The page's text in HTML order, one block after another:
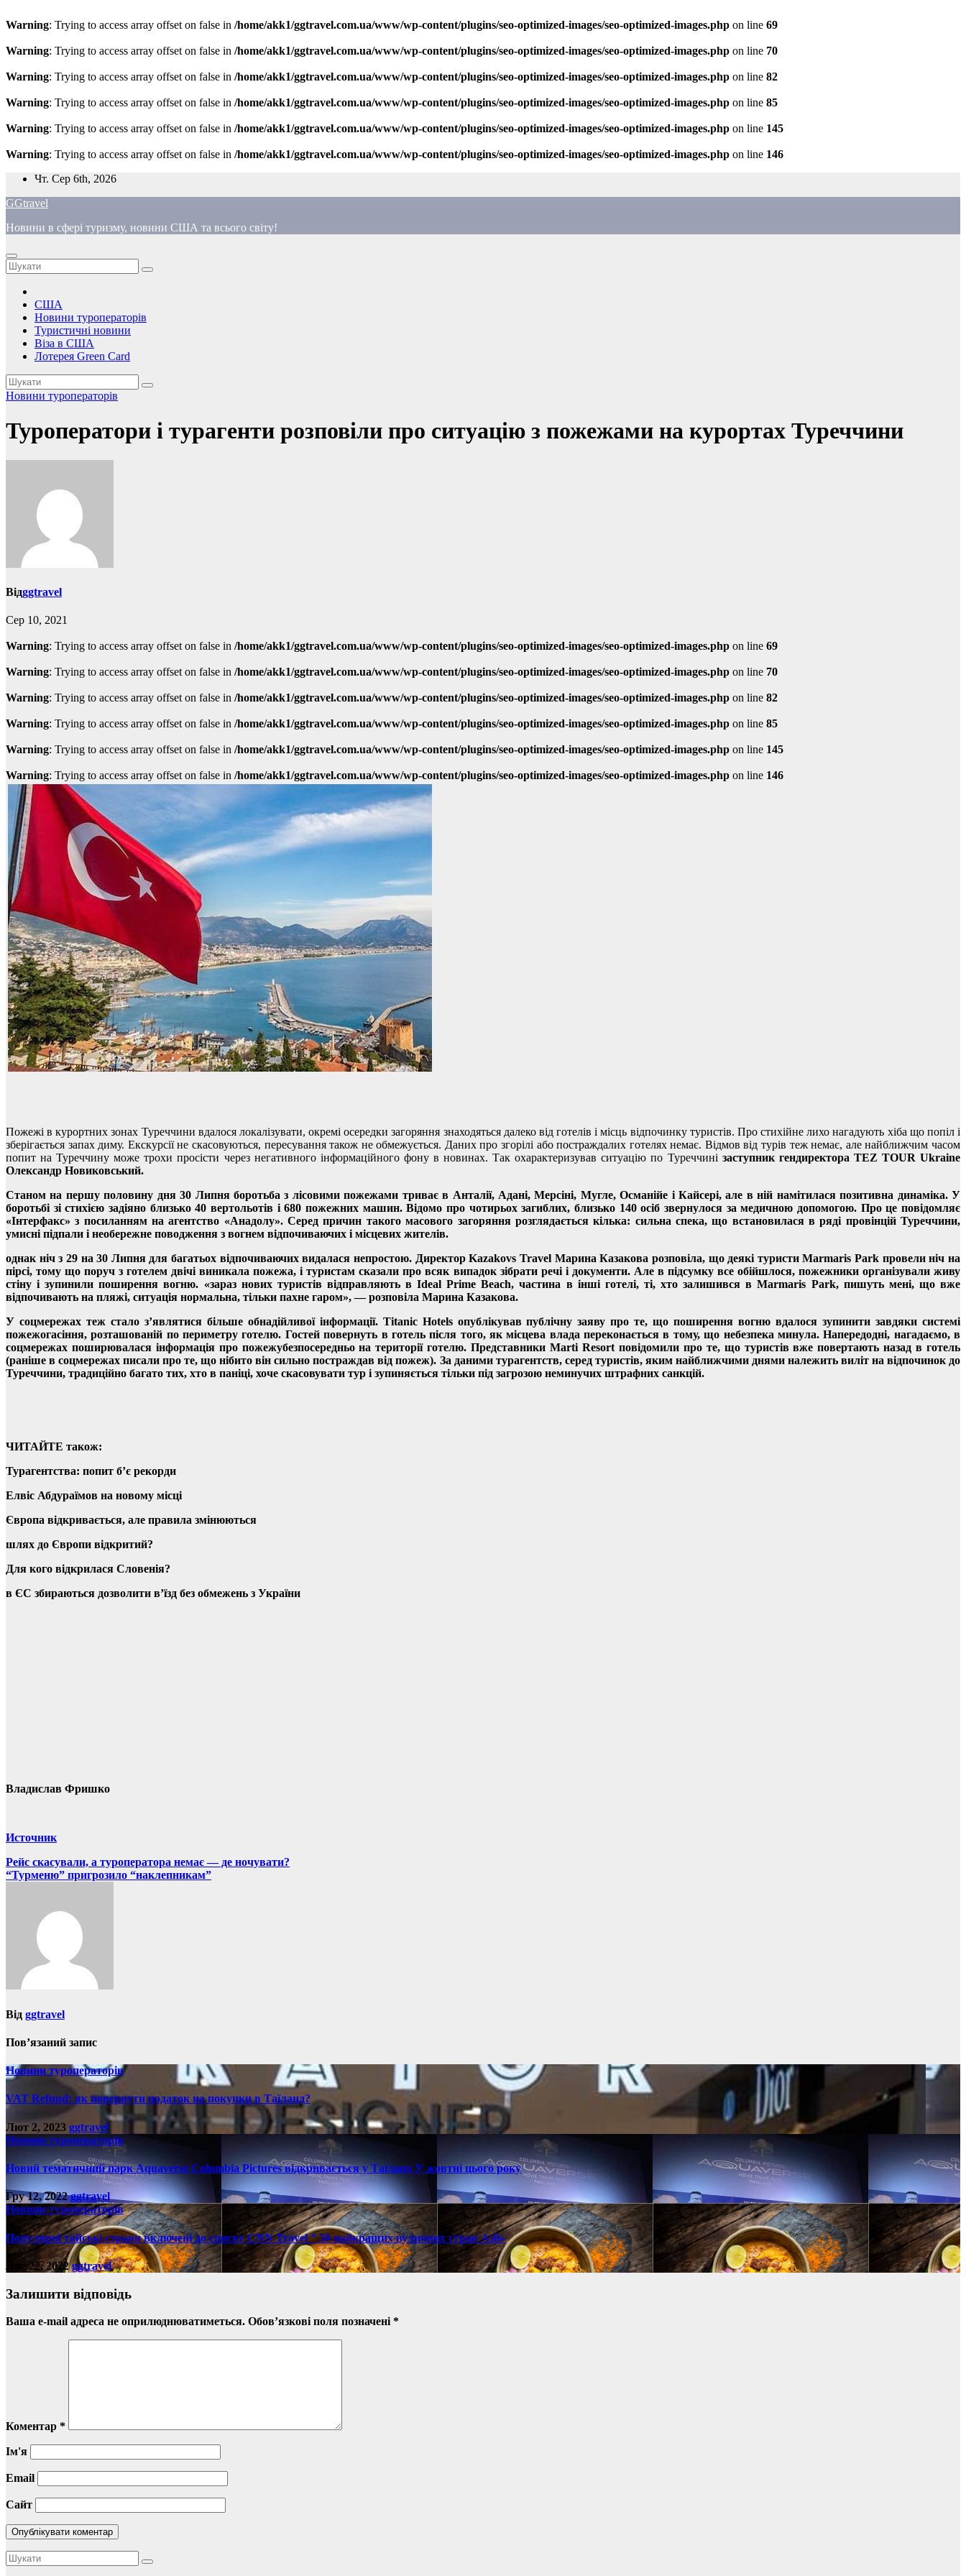
Warning: Trying to access array offset on false in /home/akk1/ggtravel.com.ua/www/wp-content/plugins/seo-optimized-images/seo-optimized-images.php on line 69
Warning: Trying to access array offset on false in /home/akk1/ggtravel.com.ua/www/wp-content/plugins/seo-optimized-images/seo-optimized-images.php on line 70
Warning: Trying to access array offset on false in /home/akk1/ggtravel.com.ua/www/wp-content/plugins/seo-optimized-images/seo-optimized-images.php on line 82
Warning: Trying to access array offset on false in /home/akk1/ggtravel.com.ua/www/wp-content/plugins/seo-optimized-images/seo-optimized-images.php on line 85
Warning: Trying to access array offset on false in /home/akk1/ggtravel.com.ua/www/wp-content/plugins/seo-optimized-images/seo-optimized-images.php on line 145
Warning: Trying to access array offset on false in /home/akk1/ggtravel.com.ua/www/wp-content/plugins/seo-optimized-images/seo-optimized-images.php on line 146
Перейти
вмісту
Чт. Сер 6th, 2026
GGtravel
Новини в сфері туризму, новини США та всього світу!
США
Новини туроператорів
Туристичні новини
Віза в США
Лотерея Green Card
Новини туроператорів
Туроператори і турагенти розповіли про ситуацію з пожежами на курортах Туреччини
Відggtravel
Сер 10, 2021
Warning: Trying to access array offset on false in /home/akk1/ggtravel.com.ua/www/wp-content/plugins/seo-optimized-images/seo-optimized-images.php on line 69
Warning: Trying to access array offset on false in /home/akk1/ggtravel.com.ua/www/wp-content/plugins/seo-optimized-images/seo-optimized-images.php on line 70
Warning: Trying to access array offset on false in /home/akk1/ggtravel.com.ua/www/wp-content/plugins/seo-optimized-images/seo-optimized-images.php on line 82
Warning: Trying to access array offset on false in /home/akk1/ggtravel.com.ua/www/wp-content/plugins/seo-optimized-images/seo-optimized-images.php on line 85
Warning: Trying to access array offset on false in /home/akk1/ggtravel.com.ua/www/wp-content/plugins/seo-optimized-images/seo-optimized-images.php on line 145
Warning: Trying to access array offset on false in /home/akk1/ggtravel.com.ua/www/wp-content/plugins/seo-optimized-images/seo-optimized-images.php on line 146
Пожежі в курортних зонах Туреччини вдалося локалізувати, окремі осередки загоряння знаходяться далеко від готелів і місць відпочинку туристів. Про стихійне лихо нагадують хіба що попіл і
зберігається запах диму. Екскурсії не скасовуються, пересування також не обмежується. Даних про згорілі або постраждалих готелях немає. Відмов від турів теж немає, але найближчим часом
попит на Туреччину може трохи просісти через негативного інформаційного фону в новинах. Так охарактеризував ситуацію по Туреччині заступник гендиректора TEZ TOUR Ukraine
Олександр Новиковський.
Станом на першу половину дня 30 Липня боротьба з лісовими пожежами триває в Анталії, Адані, Мерсіні, Мугле, Османійе і Кайсері, але в ній намітилася позитивна динаміка. У
боротьбі зі стихією задіяно близько 40 вертольотів і 680 пожежних машин. Відомо про чотирьох загиблих, близько 140 осіб звернулося за медичною допомогою. Про це повідомляє
«Інтерфакс» з посиланням на агентство «Анадолу». Серед причин такого масового загоряння розглядається кілька: сильна спека, що встановилася в ряді провінцій Туреччини,
умисні підпали і необережне поводження з вогнем відпочиваючих і місцевих жителів.
однак ніч з 29 на 30 Липня для багатьох відпочиваючих видалася непростою. Директор Kazakovs Travel Марина Казакова розповіла, що деякі туристи Marmaris Park провели ніч на
пірсі, тому що поруч з готелем двічі виникала пожежа, і туристам сказали про всяк випадок зібрати речі і документи. Але в підсумку все обійшлося, пожежники організували живу
стіну і зупинили поширення вогню. «зараз нових туристів відправляють в Ideal Prime Beach, частина в інші готелі, ті, хто залишився в Marmaris Park, пишуть мені, що вже
відпочивають на пляжі, ситуація нормальна, тільки пахне гаром», — розповіла Марина Казакова.
У соцмережах теж стало з’являтися більше обнадійливої інформації. Titanic Hotels опублікував публічну заяву про те, що поширення вогню вдалося зупинити завдяки системі
пожежогасіння, розташованій по периметру готелю. Гостей повернуть в готель після того, як місцева влада переконається в тому, що небезпека минула. Напередодні, нагадаємо, в
соцмережах поширювалася інформація про пожежубезпосередньо на території готелю. Представники Marti Resort повідомили про те, що туристів вже повертають назад в готель
(раніше в соцмережах писали про те, що нібито він сильно постраждав від пожеж). За даними турагентств, серед туристів, яким найближчими днями належить виліт на відпочинок до
Туреччини, традиційно багато тих, хто в паніці, хоче скасовувати тур і зупиняється тільки під загрозою неминучих штрафних санкцій.
ЧИТАЙТЕ також:
Турагентства: попит б’є рекорди
Елвіс Абдураїмов на новому місці
Європа відкривається, але правила змінюються
шлях до Європи відкритий?
Для кого відкрилася Словенія?
в ЄС збираються дозволити в’їзд без обмежень з України
Владислав Фришко
Источник
Навігація
записів
Рейс скасували, а туроператора немає — де ночувати?
“Турменю” пригрозило “наклепникам”
Від ggtravel
Пов’язаний запис
Новини туроператорів
VAT Refund: як повернути податок на покупки в Таїланд?
Лют 2, 2023 ggtravel
Новини туроператорів
Новий тематичний парк Aquaverse Columbia Pictures відкривається у Таїланд У жовтні цього року
Гру 12, 2022ggtravel
Новини туроператорів
Популярні тайські страви включені до списку CNN Travel ” 50 найкращих вуличних страв Азії»
Лис 22, 2022ggtravel
Залишити відповідь
Ваша e-mail адреса не оприлюднюватиметься. Обов’язкові поля позначені *
Коментар *
Ім'я
Email
Сайт